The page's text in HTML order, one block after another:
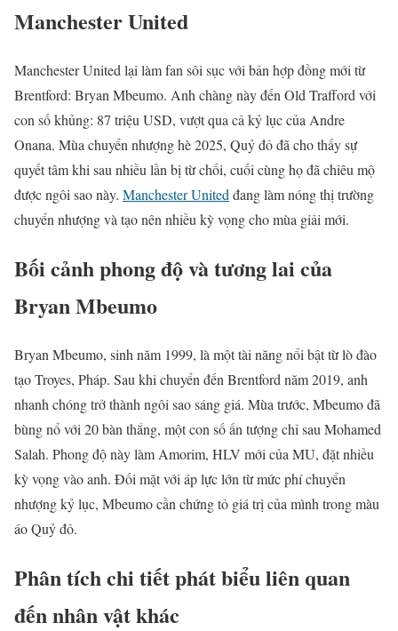
Manchester United
Manchester United lại làm fan sôi sục với bản hợp đồng mới từ
Brentford: Bryan Mbeumo. Anh chàng này đến Old Trafford với
con số khủng: 87 triệu USD, vượt qua cả kỷ lục của Andre
Onana. Mùa chuyển nhượng hè 2025, Quỷ đỏ đã cho thấy sự
quyết tâm khi sau nhiều lần bị từ chối, cuối cùng họ đã chiêu mộ
được ngôi sao này. Manchester United đang làm nóng thị trường
chuyển nhượng và tạo nên nhiều kỳ vọng cho mùa giải mới.
Bối cảnh phong độ và tương lai của
Bryan Mbeumo
Bryan Mbeumo, sinh năm 1999, là một tài năng nổi bật từ lò đào
tạo Troyes, Pháp. Sau khi chuyển đến Brentford năm 2019, anh
nhanh chóng trở thành ngôi sao sáng giá. Mùa trước, Mbeumo đã
bùng nổ với 20 bàn thắng, một con số ấn tượng chỉ sau Mohamed
Salah. Phong độ này làm Amorim, HLV mới của MU, đặt nhiều
kỳ vọng vào anh. Đối mặt với áp lực lớn từ mức phí chuyển
nhượng kỷ lục, Mbeumo cần chứng tỏ giá trị của mình trong màu
áo Quỷ đỏ.
Phân tích chi tiết phát biểu liên quan
đến nhân vật khác